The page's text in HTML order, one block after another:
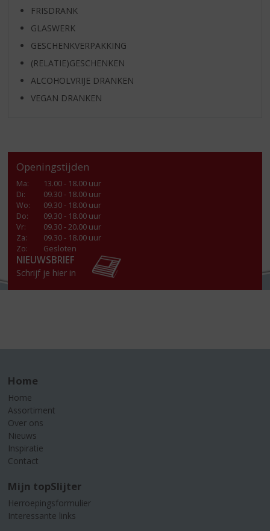
FRISDRANK
GLASWERK
GESCHENKVERPAKKING
(RELATIE)GESCHENKEN
ALCOHOLVRIJE DRANKEN
VEGAN DRANKEN
Openingstijden
Ma:
13.00 - 18.00 uur
Di:
09.30 - 18.00 uur
Wo:
09.30 - 18.00 uur
Do:
09.30 - 18.00 uur
Vr:
09.30 - 20.00 uur
Za:
09.30 - 18.00 uur
Zo:
Gesloten
NIEUWSBRIEF
Schrijf je hier in
Home
Home
Assortiment
Over ons
Nieuws
Inspiratie
Contact
Mijn topSlijter
Herroepingsformulier
Interessante links